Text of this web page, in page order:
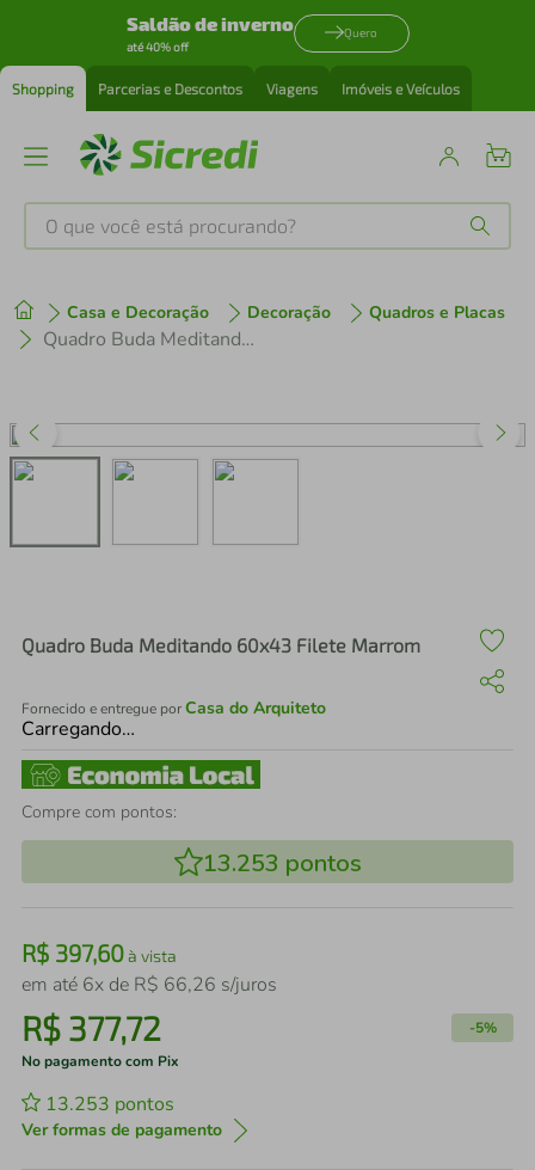
Saldão de inverno
até 40% off
Quero
Shopping Parcerias e Descontos Viagens Imóveis e Veículos
O que você está procurando?
Casa e Decoração Decoração Quadros e Placas
Quadro Buda Meditando 60x43 Filete Marrom
Quadro Buda Meditando 60x43 Filete Marrom
Fornecido e entregue porCasa do Arquiteto
Carregando…
Compre com pontos:
13.253 pontos
R$ 397,60à vista
em até 6x de R$ 66,26 s/juros
R$ 377,72 -5%
No pagamento com Pix
13.253 pontos
Ver formas de pagamento
1º tenis
perfume